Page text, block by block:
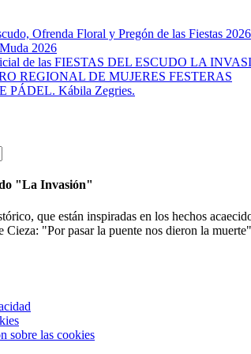
Ofrenda Floral y Pregón de las Fiestas 2026
2026
de las FIESTAS DEL ESCUDO LA
REGIONAL DE MUJERES FESTERAS
PÁDEL. Kábila Zegries.
"La Invasión"
que están inspiradas en los hechos
Cieza: "Por pasar la puente nos dieron la
sobre las cookies